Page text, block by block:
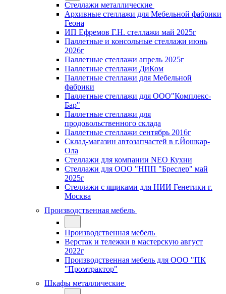
Стеллажи металлические
Архивные стеллажи для Мебельной фабрики
Геона
ИП Ефремов Г.Н. стеллажи май 2025г
Паллетные и консольные стеллажи июнь
2026г
Паллетные стеллажи апрель 2025г
Паллетные стеллажи ДиКом
Паллетные стеллажи для Мебельной
фабрики
Паллетные стеллажи для ООО"Комплекс-
Бар"
Паллетные стеллажи для
продовольственного склада
Паллетные стеллажи сентябрь 2016г
Склад-магазин автозапчастей в г.Йошкар-
Ола
Стеллажи для компании NEO Кухни
Стеллажи для ООО "НПП "Бреслер" май
2025г
Стеллажи с ящиками для НИИ Генетики г.
Москва
Производственная мебель
Производственная мебель
Верстак и тележки в мастерскую август
2022г
Производственная мебель для ООО "ПК
"Промтрактор"
Шкафы металлические